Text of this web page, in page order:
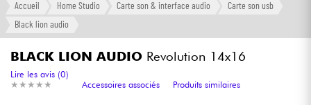
Langue
Amplis & Effets
Accueil Home Studio Carte son & interface audio
Carte son usb
Black lion audio
BLACK LION AUDIO Revolution 14x16
★ ★ ★ ★ ★
★ ★ ★ ★ ★
Lire les avis (0)
Accessoires associés
Produits similaires